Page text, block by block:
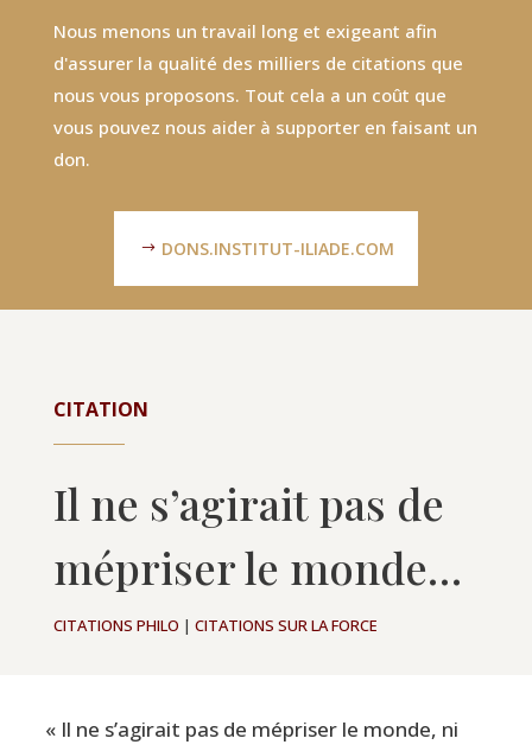
Nous menons un travail long et exigeant afin
d'assurer la qualité des milliers de citations que
nous vous proposons. Tout cela a un coût que
vous pouvez nous aider à supporter en faisant un
don.
DONS.INSTITUT-ILIADE.COM
CITATION
Il ne s’agirait pas de
mépriser le monde…
CITATIONS PHILO | CITATIONS SUR LA FORCE
« Il ne s’a­gi­rait pas de mépri­ser le monde, ni